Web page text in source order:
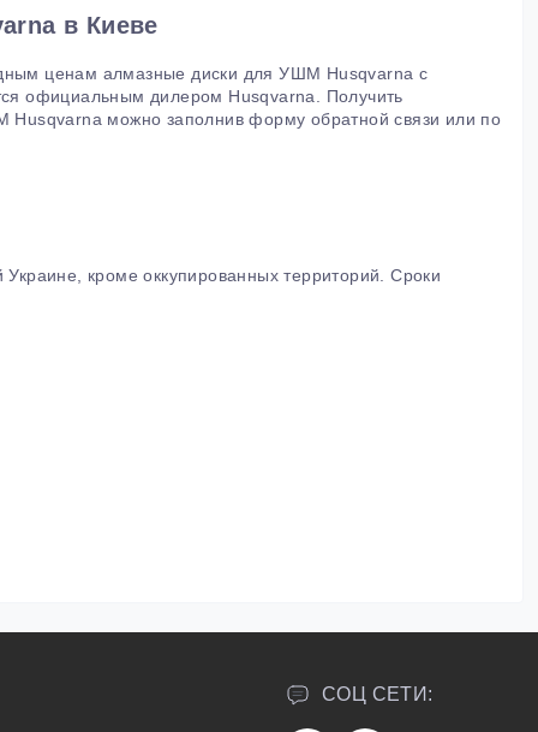
в Киеве
ценам алмазные диски для УШМ Husqvarna с
официальным дилером Husqvarna. Получить
Husqvarna можно заполнив форму обратной связи или по
кроме оккупированных территорий. Сроки
СОЦ СЕТИ: